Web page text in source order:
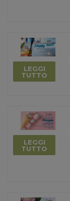
LEGGI
TUTTO
LEGGI
TUTTO